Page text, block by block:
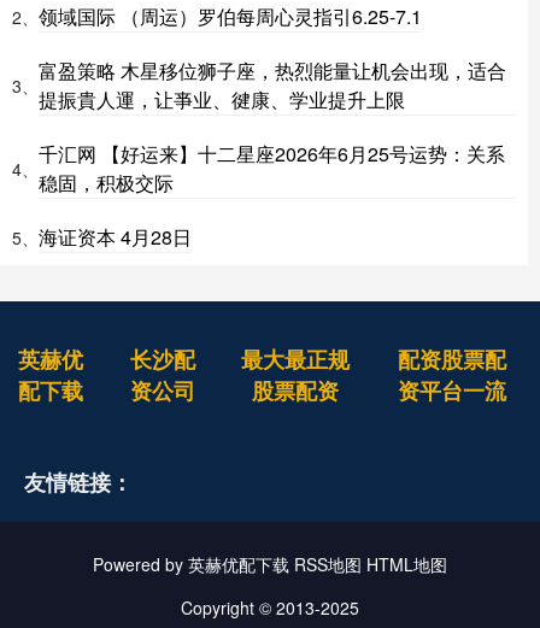
2、 领域国际 （周运）罗伯每周心灵指引6.25-7.1
3、
富盈策略 木星移位狮子座，热烈能量让机会出现，适合
提振貴人運，让亊业、徤康、学业提升上限
4、
千汇网 【好运来】十二星座2026年6月25号运势：关系
稳固，积极交际
5、 海证资本 4月28日
英赫优
配下载
长沙配
资公司
最大最正规
股票配资
配资股票配
资平台一流
友情链接：
Powered by 英赫优配下载 RSS地图 HTML地图
Copyright © 2013-2025